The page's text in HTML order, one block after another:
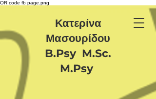
OR code fb page.png
Κατερίνα
Μασουρίδου
B.Psy M.Sc.
M.Psy